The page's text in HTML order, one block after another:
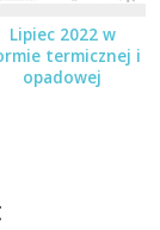
Lipiec 2022 w
termicznej i
opadowej